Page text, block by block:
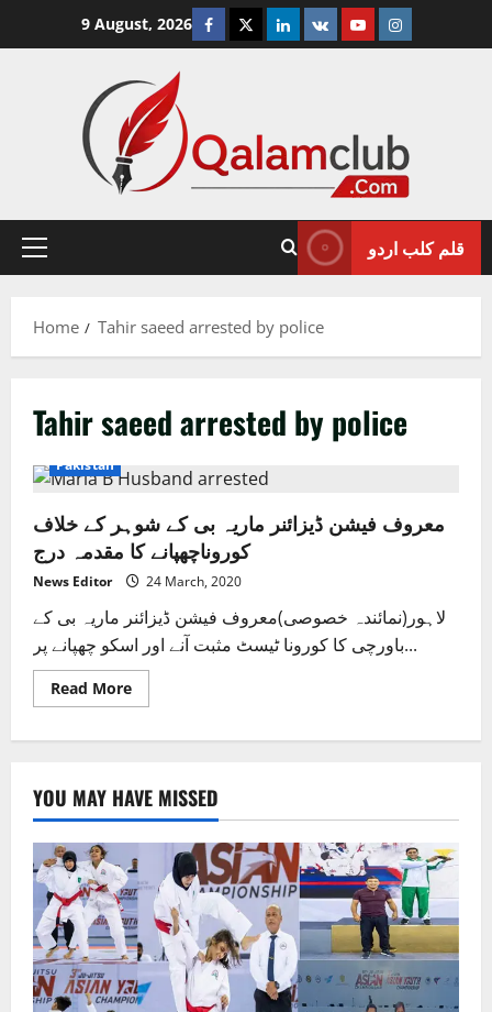
9 August, 2026 Facebook
TwitterLinkedin
VK YoutubeInstagram
Primary
قلم کلب اردو
Home Tahir saeed arrested by police
Tahir saeed arrested by police
Crime/Courts Exclusive News Islamabad
Lahore
Pakistan
معروف فیشن ڈیزائنر ماریہ بی کے شوہر کے خلاف
کوروناچھپانے کا مقدمہ درج
News Editor 24 March, 2020
لاہور(نمائندہ خصوصی)معروف فیشن ڈیزائنر ماریہ بی کے
باورچی کا کورونا ٹیسٹ مثبت آنے اور اسکو چھپانے پر...
Read MoreRead
more
بی
کے
شوہر
کے
خلاف
کوروناچھپانے
کا
مقدمہ
درج
YOU MAY HAVE MISSED